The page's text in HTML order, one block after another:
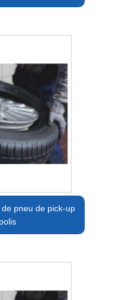
pneu de pick-up